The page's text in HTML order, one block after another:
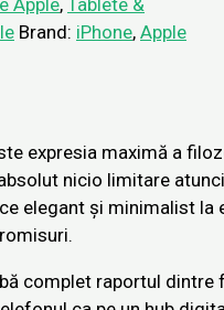
Apple, Tablete &
Brand: iPhone, Apple
expresia maximă a
nicio limitare
elegant și minimalist la
complet raportul dintre